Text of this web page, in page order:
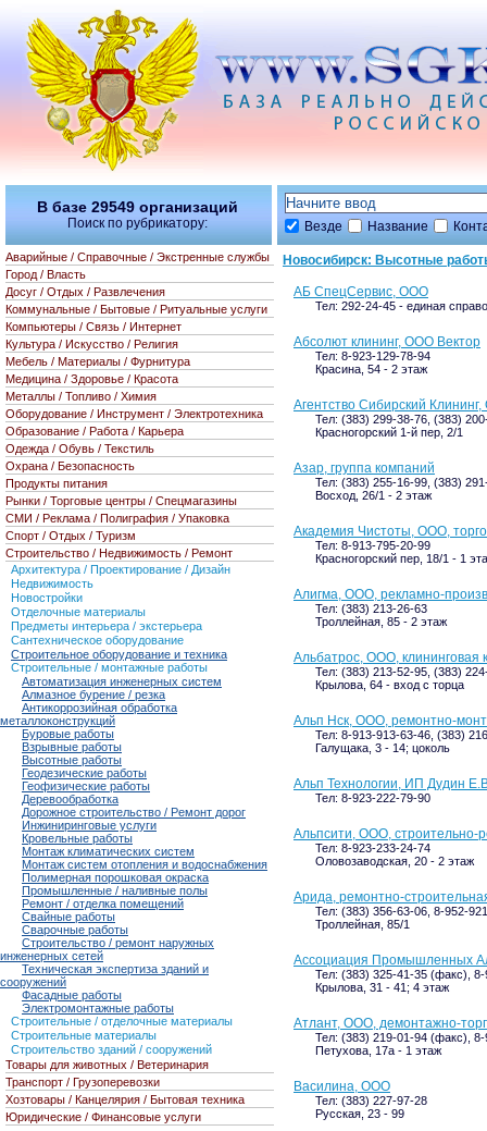
Везде Название
Новосибирск: Высотные
АБ СпецСервис, ООО
Тел: 292-24-45 - единая
Абсолют клининг, ООО Вектор
Тел: 8-923-129-78-94
Красина, 54 - 2 этаж
Агентство Сибирский
Тел: (383) 299-38-76, (383)
Красногорский 1-й пер, 2/1
Азар, группа компаний
Тел: (383) 255-16-99, (383)
Восход, 26/1 - 2 этаж
Академия Чистоты, ООО,
Тел: 8-913-795-20-99
Красногорский пер, 18/1 - 1
Алигма, ООО, рекламно-
Тел: (383) 213-26-63
Троллейная, 85 - 2 этаж
Альбатрос, ООО, клининговая
Тел: (383) 213-52-95, (383)
Крылова, 64 - вход с торца
Альп Нск, ООО, ремонтно-
Тел: 8-913-913-63-46, (383)
Галущака, 3 - 14; цоколь
Альп Технологии, ИП Дудин
Тел: 8-923-222-79-90
Альпсити, ООО, строительно-
Тел: 8-923-233-24-74
Оловозаводская, 20 - 2 этаж
Арида, ремонтно-
Тел: (383) 356-63-06, 8-952-
Троллейная, 85/1
Ассоциация Промышленных
Тел: (383) 325-41-35 (факс),
Крылова, 31 - 41; 4 этаж
Атлант, ООО, демонтажно-
Тел: (383) 219-01-94 (факс),
Петухова, 17а - 1 этаж
Василина, ООО
Тел: (383) 227-97-28
Русская, 23 - 99
В базе 29549 организаций
Поиск по рубрикатору:
Аварийные / Справочные / Экстренные службы
Город / Власть
Досуг / Отдых / Развлечения
Коммунальные / Бытовые / Ритуальные услуги
Компьютеры / Связь / Интернет
Культура / Искусство / Религия
Мебель / Материалы / Фурнитура
Медицина / Здоровье / Красота
Металлы / Топливо / Химия
Оборудование / Инструмент / Электротехника
Образование / Работа / Карьера
Одежда / Обувь / Текстиль
Охрана / Безопасность
Продукты питания
Рынки / Торговые центры / Спецмагазины
СМИ / Реклама / Полиграфия / Упаковка
Спорт / Отдых / Туризм
Строительство / Недвижимость / Ремонт
Архитектура / Проектирование / Дизайн
Недвижимость
Новостройки
Отделочные материалы
Предметы интерьера / экстерьера
Сантехническое оборудование
Строительное оборудование и техника
Строительные / монтажные работы
Автоматизация инженерных систем
Алмазное бурение / резка
Антикоррозийная обработка
металлоконструкций
Буровые работы
Взрывные работы
Высотные работы
Геодезические работы
Геофизические работы
Деревообработка
Дорожное строительство / Ремонт дорог
Инжиниринговые услуги
Кровельные работы
Монтаж климатических систем
Монтаж систем отопления и водоснабжения
Полимерная порошковая окраска
Промышленные / наливные полы
Ремонт / отделка помещений
Свайные работы
Сварочные работы
Строительство / ремонт наружных
инженерных сетей
Техническая экспертиза зданий и
сооружений
Фасадные работы
Электромонтажные работы
Строительные / отделочные материалы
Строительные материалы
Строительство зданий / сооружений
Товары для животных / Ветеринария
Транспорт / Грузоперевозки
Хозтовары / Канцелярия / Бытовая техника
Юридические / Финансовые услуги